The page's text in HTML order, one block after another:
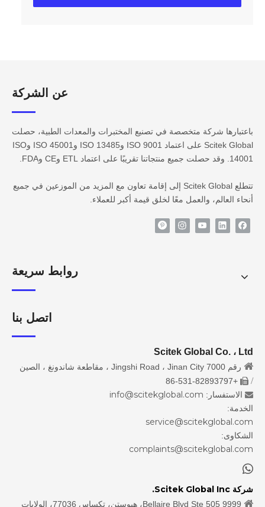
عن الشركة​​​​​​
باعتبارها شركة متخصصة في تصنيع المختبرات والمعدات الطبية، حصلت
Scitek Global على اعتماد ISO 9001 وISO 13485 وISO 45001 وISO
14001. وقد حصلت جميع منتجاتنا تقريبًا على اعتماد ETL وCE وFDA.
تتطلع Scitek Global إلى إقامة تعاون مع المزيد من الموزعين في جميع
أنحاء العالم، والعمل معًا لخلق قيمة أكبر للعملاء.
روابط سريعة
اتصل بنا
Scitek Global Co. ، Ltd
 رقم 7000 Jingshi Road ، Jinan City ، مقاطعة شاندونغ ، الصين
/

+86-531-82893797
 الاستفسار: info@scitekglobal.com
الخدمة:
service@scitekglobal.com
الشكاوى:
complaints@scitekglobal.com

شركة Scitek Global Inc.
 9999 Bellaire Blvd Ste 505، هيوستن، تكساس 77036، الولايات